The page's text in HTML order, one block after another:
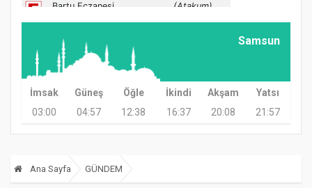
Samsun
İmsak Güneş Öğle İkindi Akşam
Yatsı
03:00
04:57 12:38 16:37 20:08 21:57
Ana Sayfa GÜNDEM